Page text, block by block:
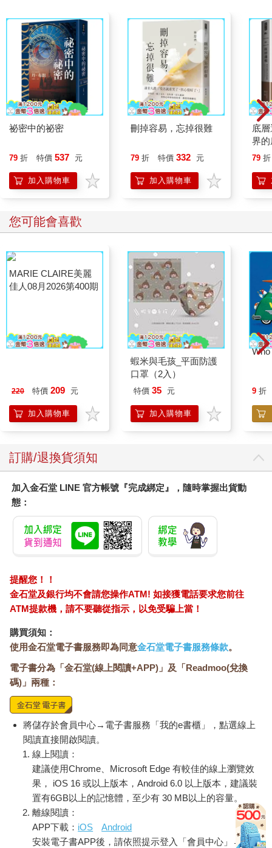
祕密中的祕密
79 折 特價 537 元
加入購物車
刪掉容易，忘掉很難
79 折 特價 332 元
加入購物車
底
界
79 折
您可能會喜歡
220 特價 209 元
加入購物車
蝦米與毛孩_平面防護
口罩（2入）
特價 35 元
加入購物車
9 折
訂購/退換貨須知
加入金石堂 LINE 官方帳號『完成綁定』，隨時掌握出貨動
態：
提醒您！！
金石堂及銀行均不會請您操作ATM! 如接獲電話要求您前往
ATM提款機，請不要聽從指示，以免受騙上當！
購買須知：
使用金石堂電子書服務即為同意金石堂電子書服務條款。
電子書分為「金石堂(線上閱讀+APP)」及「Readmoo(兌換
碼)」兩種：
將儲存於會員中心→電子書服務「我的e書櫃」，點選線上
閱讀直接開啟閱讀。
線上閱讀：
建議使用Chrome、Microsoft Edge 有較佳的線上瀏覽效
果， iOS 16 或以上版本，Android 6.0 以上版本，建議裝
置有6GB以上的記憶體，至少有 30 MB以上的容量。
離線閱讀：
APP下載： iOS
Android
安裝電子書APP後，請依照提示登入「會員中心」→「我